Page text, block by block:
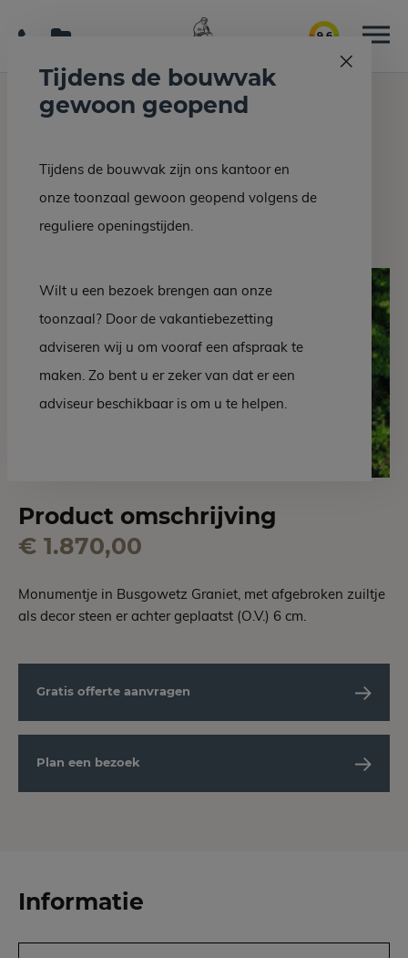
9.6
Home Grafmonumenten Urnensteen US-51 NW
Urnensteen US-51 NW
Product omschrijving
€ 1.870,00
Monumentje in Busgowetz Graniet, met afgebroken zuiltje
als decor steen er achter geplaatst (O.V.) 6 cm.
Gratis offerte aanvragen
Plan een bezoek
Informatie
Tijdens de bouwvak
gewoon geopend
Tijdens de bouwvak zijn ons kantoor en
onze toonzaal gewoon geopend volgens de
reguliere openingstijden.
Wilt u een bezoek brengen aan onze
toonzaal? Door de vakantiebezetting
adviseren wij u om vooraf een afspraak te
maken. Zo bent u er zeker van dat er een
adviseur beschikbaar is om u te helpen.